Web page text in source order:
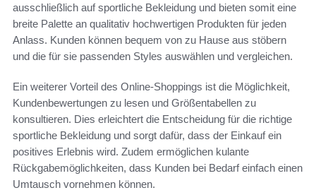
ausschließlich auf sportliche Bekleidung und bieten somit eine
breite Palette an qualitativ hochwertigen Produkten für jeden
Anlass. Kunden können bequem von zu Hause aus stöbern
und die für sie passenden Styles auswählen und vergleichen.
Ein weiterer Vorteil des Online-Shoppings ist die Möglichkeit,
Kundenbewertungen zu lesen und Größentabellen zu
konsultieren. Dies erleichtert die Entscheidung für die richtige
sportliche Bekleidung und sorgt dafür, dass der Einkauf ein
positives Erlebnis wird. Zudem ermöglichen kulante
Rückgabemöglichkeiten, dass Kunden bei Bedarf einfach einen
Umtausch vornehmen können.